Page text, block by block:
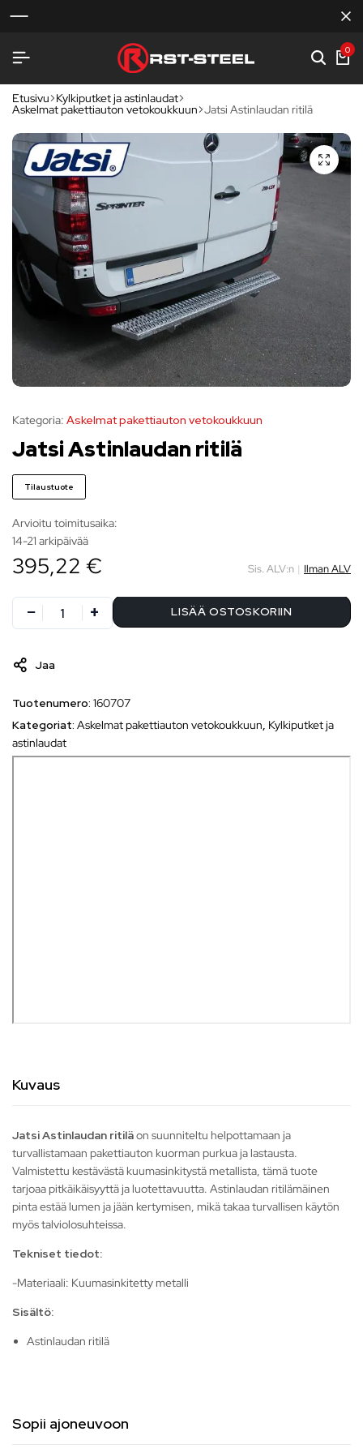
0
Etusivu Kylkiputket ja astinlaudat
Askelmat pakettiauton vetokoukkuun Jatsi Astinlaudan ritilä
Kategoria: Askelmat pakettiauton vetokoukkuun
Jatsi Astinlaudan ritilä
Tilaustuote
Arvioitu toimitusaika:
14-21 arkipäivää
395,22 € Sis. ALV:n | Ilman ALV
LISÄÄ OSTOSKORIIN
Jaa
Tuotenumero: 160707
Kategoriat: Askelmat pakettiauton vetokoukkuun, Kylkiputket ja
astinlaudat
Kuvaus
Jatsi Astinlaudan ritiläon suunniteltu helpottamaan ja
turvallistamaan pakettiauton kuorman purkua ja lastausta.
Valmistettu kestävästä kuumasinkitystä metallista, tämä tuote
tarjoaa pitkäikäisyyttä ja luotettavuutta. Astinlaudan ritilämäinen
pinta estää lumen ja jään kertymisen, mikä takaa turvallisen käytön
myös talviolosuhteissa.
Tekniset tiedot:
-Materiaali: Kuumasinkitetty metalli
Sisältö:
Astinlaudan ritilä
Sopii ajoneuvoon